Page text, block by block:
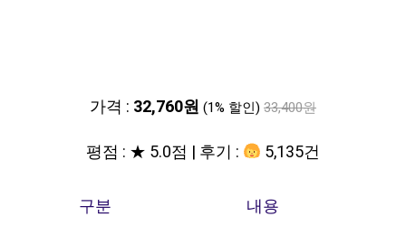
가격 : 32,760원 (1% 할인) 33,400원
평점 : ★ 5.0점 | 후기 : 5,135건
구분
내용